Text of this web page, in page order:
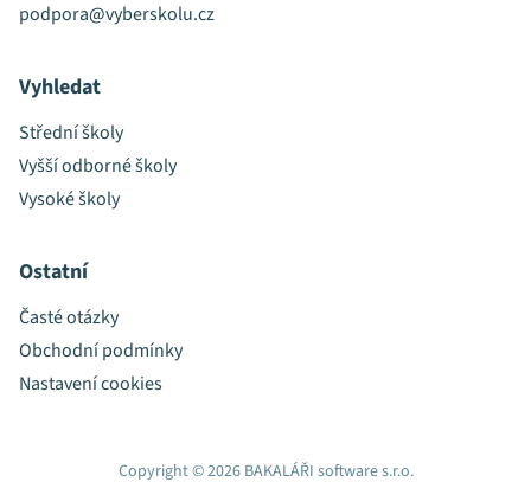
podpora@vyberskolu.cz
Vyhledat
Střední školy
Vyšší odborné školy
Vysoké školy
Ostatní
Časté otázky
Obchodní podmínky
Nastavení cookies
Copyright © 2026 BAKALÁŘI software s.r.o.